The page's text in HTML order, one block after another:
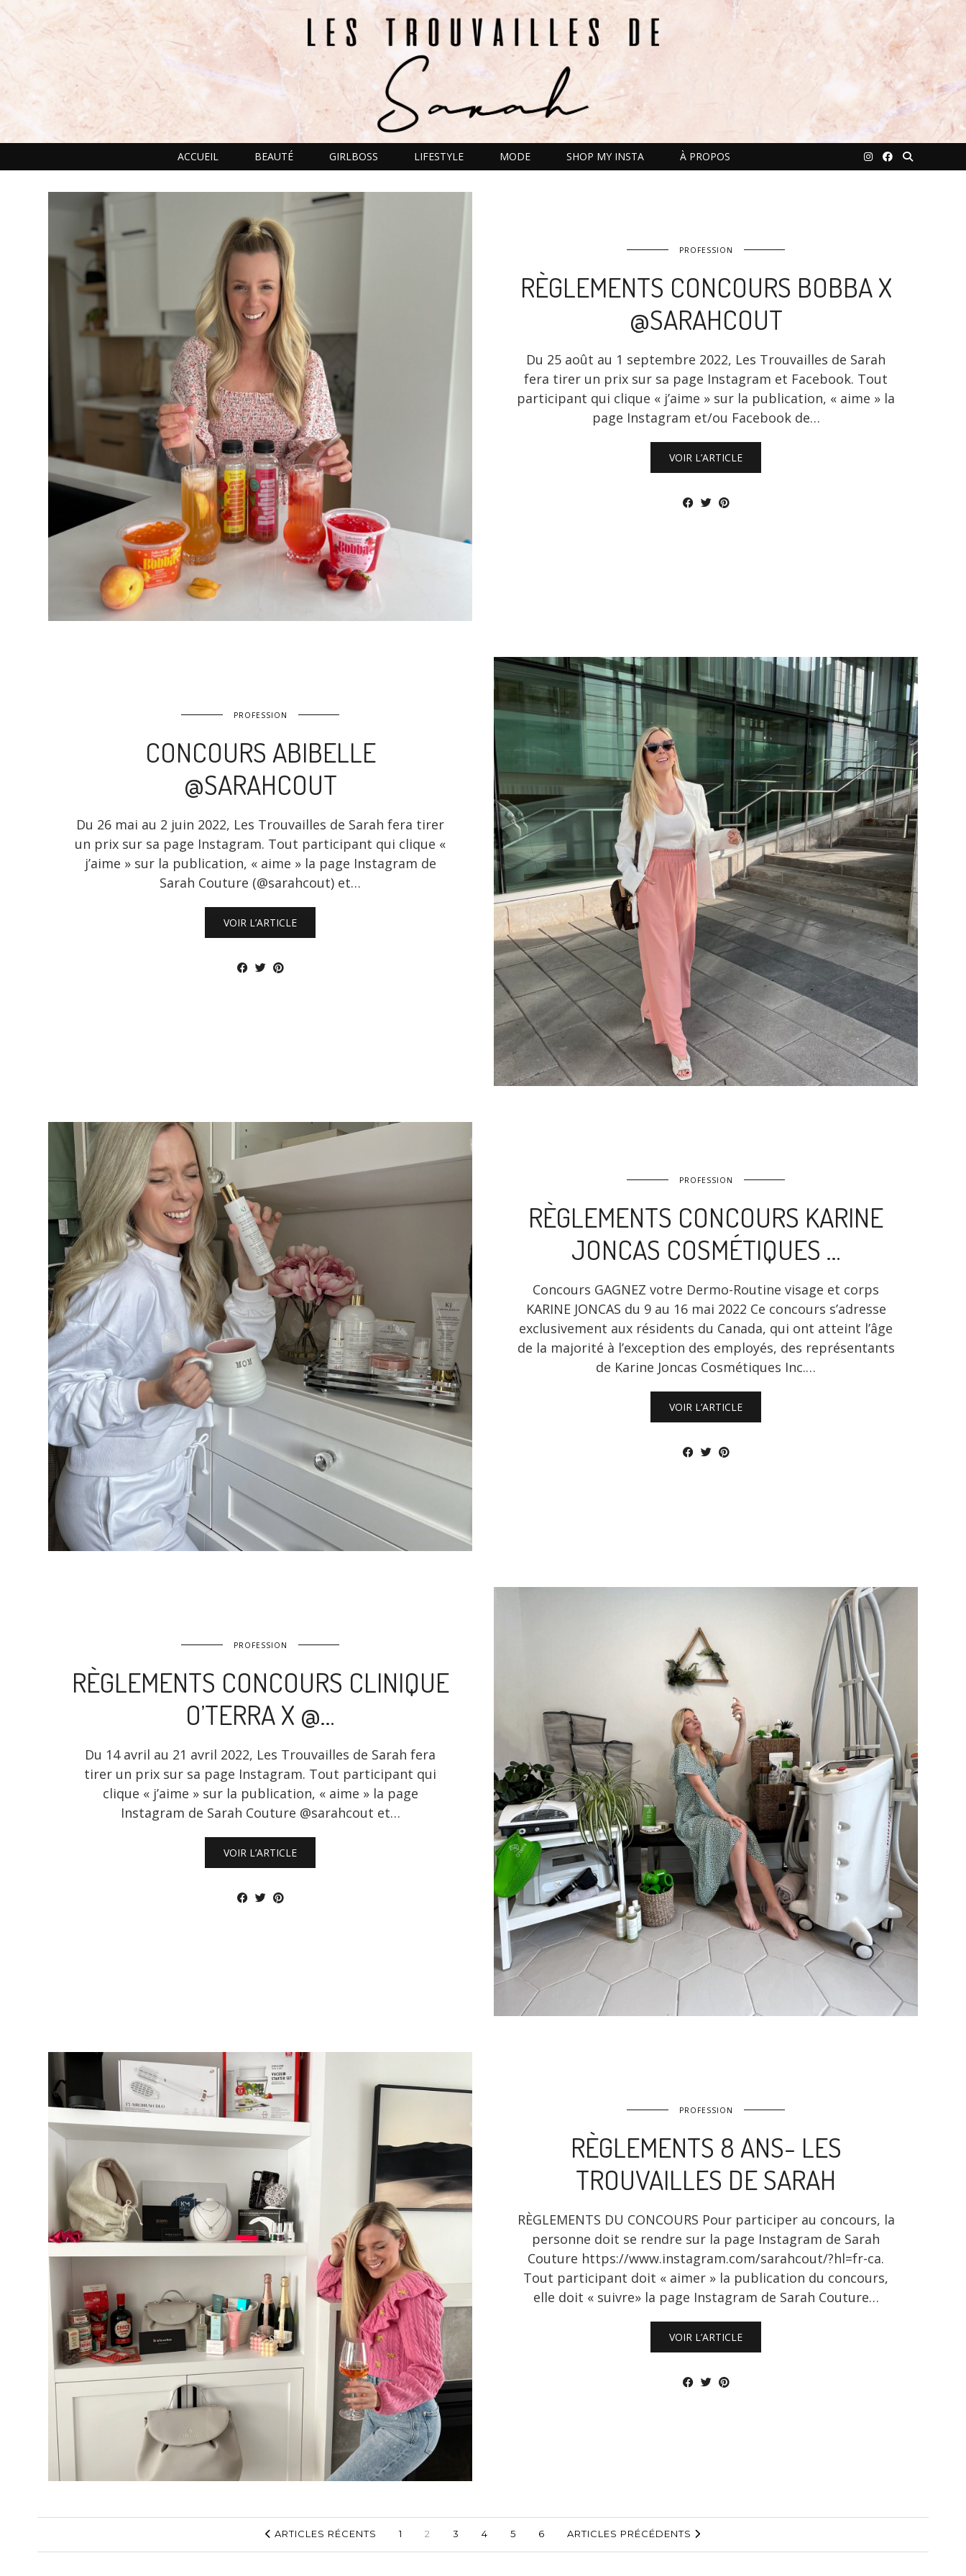
ACCUEIL BEAUTÉ GIRLBOSS LIFESTYLE MODE SHOP MY INSTA À PROPOS
PROFESSION
RÈGLEMENTS CONCOURS BOBBA X
@SARAHCOUT
Du 25 août au 1 septembre 2022, Les Trouvailles de Sarah
fera tirer un prix sur sa page Instagram et Facebook. Tout
participant qui clique « j’aime » sur la publication, « aime » la
page Instagram et/ou Facebook de…
VOIR L’ARTICLE
PROFESSION
CONCOURS ABIBELLE
@SARAHCOUT
Du 26 mai au 2 juin 2022, Les Trouvailles de Sarah fera tirer
un prix sur sa page Instagram. Tout participant qui clique «
j’aime » sur la publication, « aime » la page Instagram de
Sarah Couture (@sarahcout) et…
VOIR L’ARTICLE
PROFESSION
RÈGLEMENTS CONCOURS KARINE
JONCAS COSMÉTIQUES …
Concours GAGNEZ votre Dermo-Routine visage et corps
KARINE JONCAS du 9 au 16 mai 2022 Ce concours s’adresse
exclusivement aux résidents du Canada, qui ont atteint l’âge
de la majorité à l’exception des employés, des représentants
de Karine Joncas Cosmétiques Inc.…
VOIR L’ARTICLE
PROFESSION
RÈGLEMENTS CONCOURS CLINIQUE
O’TERRA X @…
Du 14 avril au 21 avril 2022, Les Trouvailles de Sarah fera
tirer un prix sur sa page Instagram. Tout participant qui
clique « j’aime » sur la publication, « aime » la page
Instagram de Sarah Couture @sarahcout et…
VOIR L’ARTICLE
PROFESSION
RÈGLEMENTS 8 ANS- LES
TROUVAILLES DE SARAH
RÈGLEMENTS DU CONCOURS Pour participer au concours, la
personne doit se rendre sur la page Instagram de Sarah
Couture https://www.instagram.com/sarahcout/?hl=fr-ca.
Tout participant doit « aimer » la publication du concours,
elle doit « suivre» la page Instagram de Sarah Couture…
VOIR L’ARTICLE
ARTICLES RÉCENTS 1 2 3 4 5 6 ARTICLES PRÉCÉDENTS